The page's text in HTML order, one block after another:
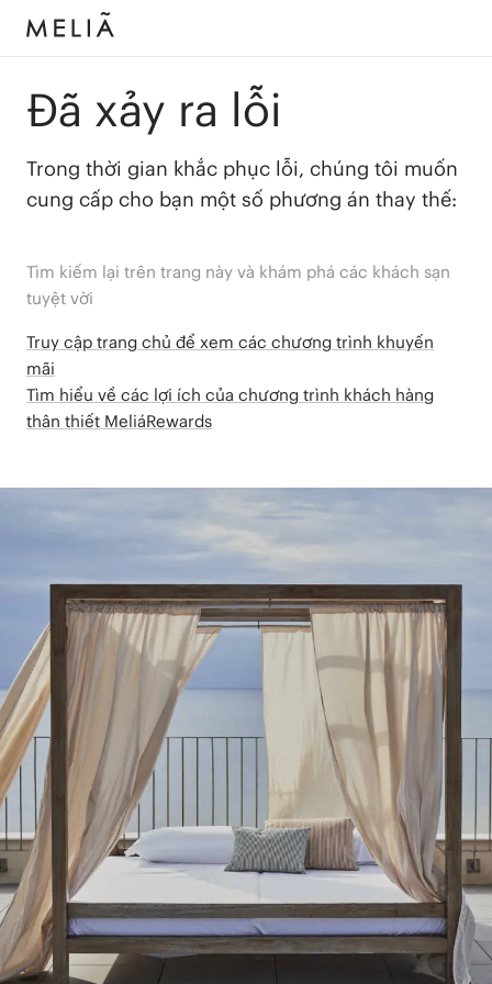
Đã xảy ra lỗi
Trong thời gian khắc phục lỗi, chúng tôi muốn
cung cấp cho bạn một số phương án thay thế:
Tìm kiếm lại trên trang này và khám phá các khách sạn
tuyệt vời
Truy cập trang chủ để xem các chương trình khuyến
mãi
Tìm hiểu về các lợi ích của chương trình khách hàng
thân thiết MeliáRewards